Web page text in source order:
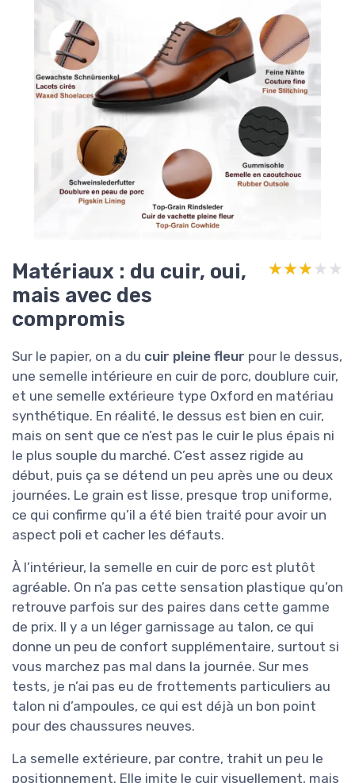
Matériaux : du cuir, oui,
mais avec des
compromis
★★★★★
★★★★★
Sur le papier, on a du cuir pleine fleur pour le dessus,
une semelle intérieure en cuir de porc, doublure cuir,
et une semelle extérieure type Oxford en matériau
synthétique. En réalité, le dessus est bien en cuir,
mais on sent que ce n’est pas le cuir le plus épais ni
le plus souple du marché. C’est assez rigide au
début, puis ça se détend un peu après une ou deux
journées. Le grain est lisse, presque trop uniforme,
ce qui confirme qu’il a été bien traité pour avoir un
aspect poli et cacher les défauts.
À l’intérieur, la semelle en cuir de porc est plutôt
agréable. On n’a pas cette sensation plastique qu’on
retrouve parfois sur des paires dans cette gamme
de prix. Il y a un léger garnissage au talon, ce qui
donne un peu de confort supplémentaire, surtout si
vous marchez pas mal dans la journée. Sur mes
tests, je n’ai pas eu de frottements particuliers au
talon ni d’ampoules, ce qui est déjà un bon point
pour des chaussures neuves.
La semelle extérieure, par contre, trahit un peu le
positionnement. Elle imite le cuir visuellement, mais